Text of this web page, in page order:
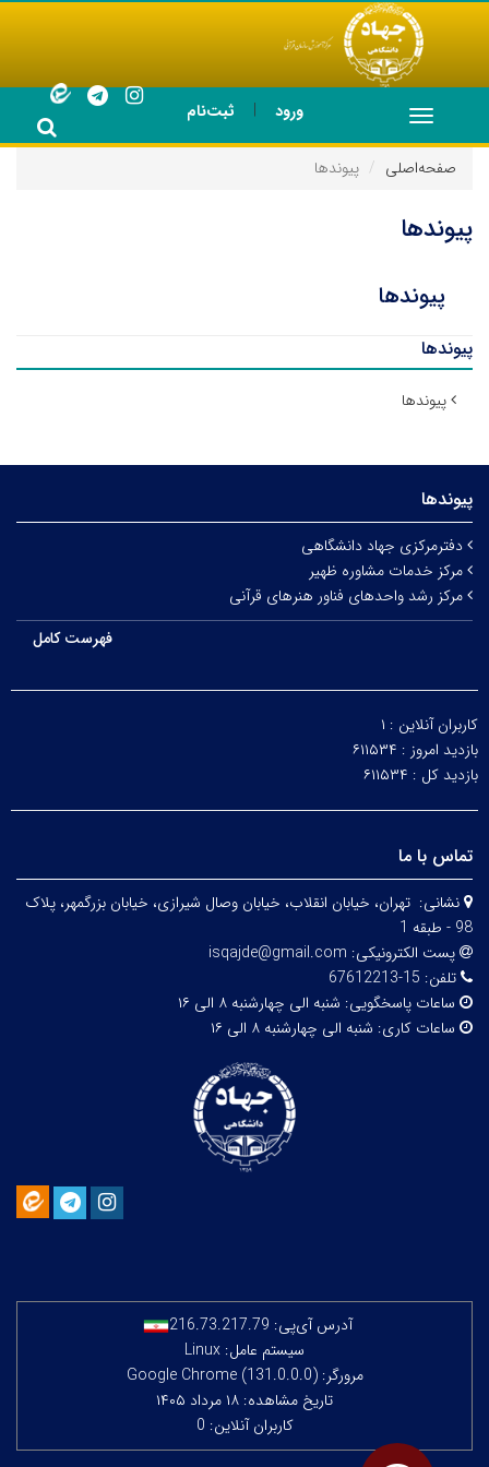
ورود | ثبت‌نام
Toggle
navigation
صفحه‌اصلی
پیوندها
پیوندها
پیوندها
پیوندها
پیوندها
پیوندها
دفترمرکزی جهاد دانشگاهی
مرکز خدمات مشاوره ظهیر
مرکز رشد واحدهای فناور هنرهای قرآنی
فهرست کامل
کاربران آنلاین : ۱
بازدید امروز : ۶۱۱۵۳۴
بازدید کل : ۶۱۱۵۳۴
تماس با ما
نشانی: تهران، خيابان انقلاب، خيابان وصال شیرازی، خيابان بزرگمهر، پلاک
98 - طبقه 1
پست الکترونیکی: isqajde@gmail.com
تلفن: 15-67612213
ساعات پاسخگویی: شنبه الی چهارشنبه ۸ الی ۱۶
ساعات کاری: شنبه الی چهارشنبه ۸ الی ۱۶
آدرس آی‌پی: 216.73.217.79
سیستم عامل: Linux
مرورگر: Google Chrome (131.0.0.0)
تاریخ مشاهده: ۱۸ مرداد ۱۴۰۵
کاربران آنلاین: 0